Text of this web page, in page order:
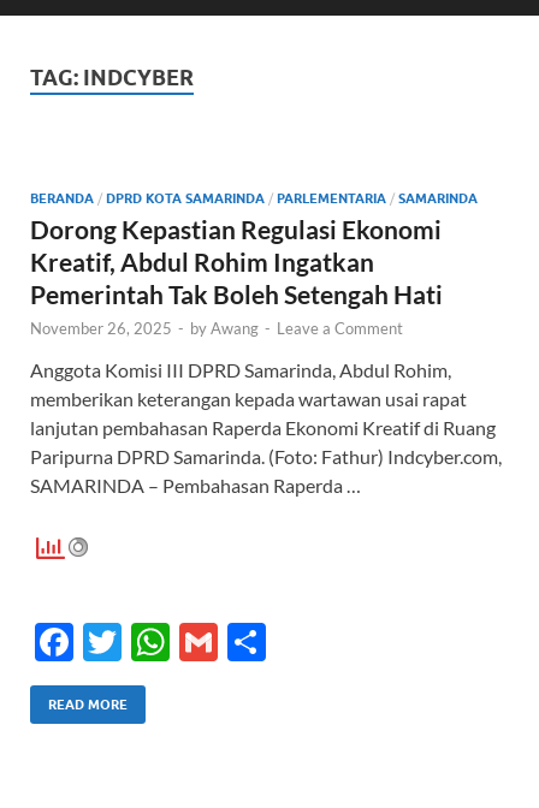
TAG: INDCYBER
BERANDA / DPRD KOTA SAMARINDA / PARLEMENTARIA / SAMARINDA
Dorong Kepastian Regulasi Ekonomi
Kreatif, Abdul Rohim Ingatkan
Pemerintah Tak Boleh Setengah Hati
November 26, 2025 - byAwang - Leave a Comment
Anggota Komisi III DPRD Samarinda, Abdul Rohim,
memberikan keterangan kepada wartawan usai rapat
lanjutan pembahasan Raperda Ekonomi Kreatif di Ruang
Paripurna DPRD Samarinda. (Foto: Fathur) Indcyber.com,
SAMARINDA – Pembahasan Raperda …
F
ac
e
T
w
itt
W G
READ MORE